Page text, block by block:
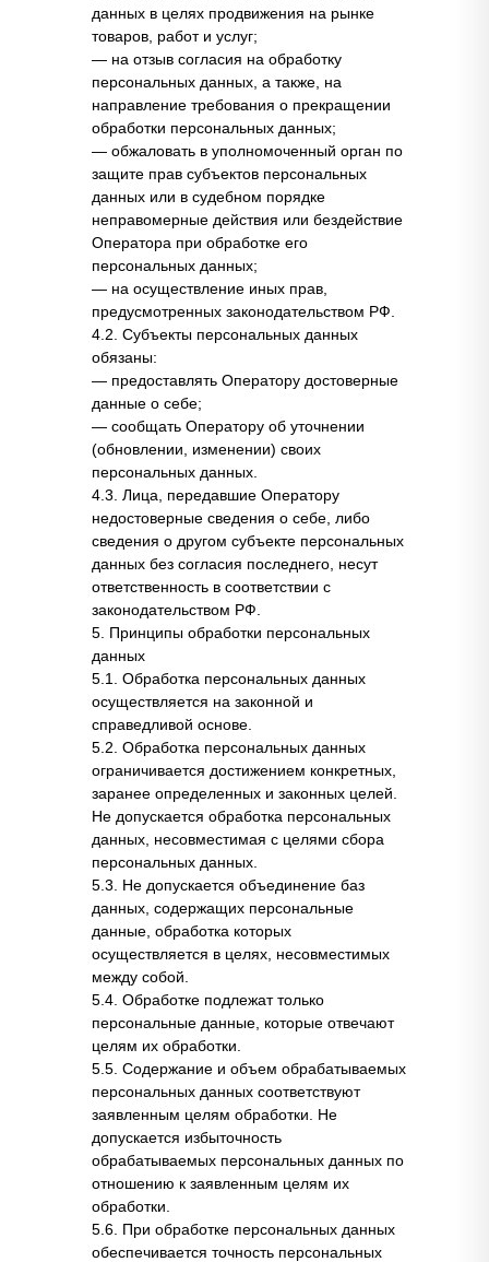
данных в целях продвижения на рынке
товаров, работ и услуг;
— на отзыв согласия на обработку
персональных данных, а также, на
направление требования о прекращении
обработки персональных данных;
— обжаловать в уполномоченный орган по
защите прав субъектов персональных
данных или в судебном порядке
неправомерные действия или бездействие
Оператора при обработке его
персональных данных;
— на осуществление иных прав,
предусмотренных законодательством РФ.
4.2. Субъекты персональных данных
обязаны:
— предоставлять Оператору достоверные
данные о себе;
— сообщать Оператору об уточнении
(обновлении, изменении) своих
персональных данных.
4.3. Лица, передавшие Оператору
недостоверные сведения о себе, либо
сведения о другом субъекте персональных
данных без согласия последнего, несут
ответственность в соответствии с
законодательством РФ.
5. Принципы обработки персональных
данных
5.1. Обработка персональных данных
осуществляется на законной и
справедливой основе.
5.2. Обработка персональных данных
ограничивается достижением конкретных,
заранее определенных и законных целей.
Не допускается обработка персональных
данных, несовместимая с целями сбора
персональных данных.
5.3. Не допускается объединение баз
данных, содержащих персональные
данные, обработка которых
осуществляется в целях, несовместимых
между собой.
5.4. Обработке подлежат только
персональные данные, которые отвечают
целям их обработки.
5.5. Содержание и объем обрабатываемых
персональных данных соответствуют
заявленным целям обработки. Не
допускается избыточность
обрабатываемых персональных данных по
отношению к заявленным целям их
обработки.
5.6. При обработке персональных данных
обеспечивается точность персональных